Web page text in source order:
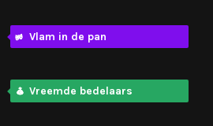
Vlam in de pan
Vreemde bedelaars